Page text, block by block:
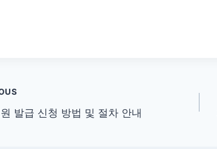
발급 신청 방법 및 절차 안내